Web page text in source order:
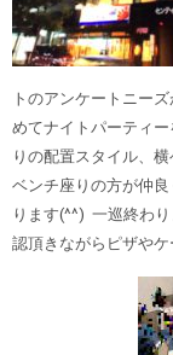
トのアンケートニー
めてナイトパーティ
りの配置スタイル、
ベンチ座りの方が仲
ります(^^) 一巡終わ
認頂きながらピザや